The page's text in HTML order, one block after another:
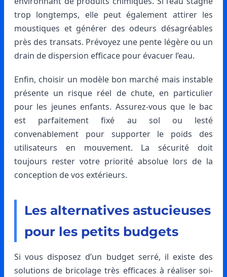
trop longtemps, elle peut également attirer les
moustiques et générer des odeurs désagréables
près des transats. Prévoyez une pente légère ou un
drain de dispersion efficace pour évacuer l’eau.
Enfin, choisir un modèle bon marché mais instable
présente un risque réel de chute, en particulier
pour les jeunes enfants. Assurez-vous que le bac
est parfaitement fixé au sol ou lesté
convenablement pour supporter le poids des
utilisateurs en mouvement. La sécurité doit
toujours rester votre priorité absolue lors de la
conception de vos extérieurs.
Les alternatives astucieuses
pour les petits budgets
Si vous disposez d’un budget serré, il existe des
solutions de bricolage très efficaces à réaliser soi-